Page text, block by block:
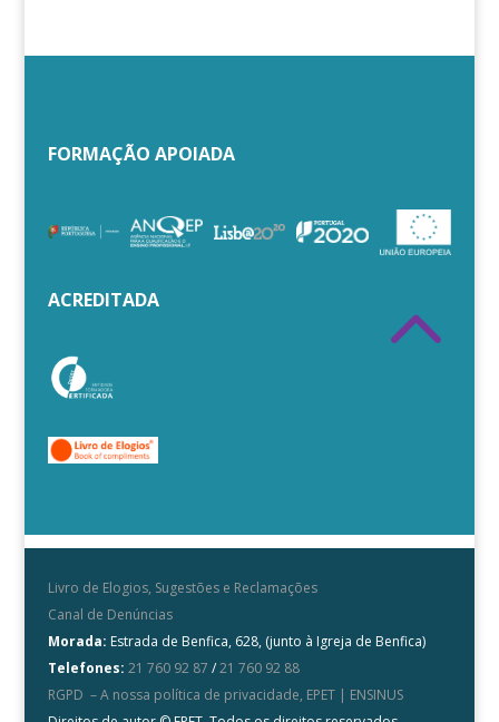
FORMAÇÃO APOIADA
ACREDITADA 2
Livro de Elogios, Sugestões e Reclamações
Canal de Denúncias
Morada: Estrada de Benfica, 628, (junto à Igreja de Benfica)
Telefones: 21 760 92 87 /21 760 92 88
RGPD – A nossa política de privacidade, EPET | ENSINUS